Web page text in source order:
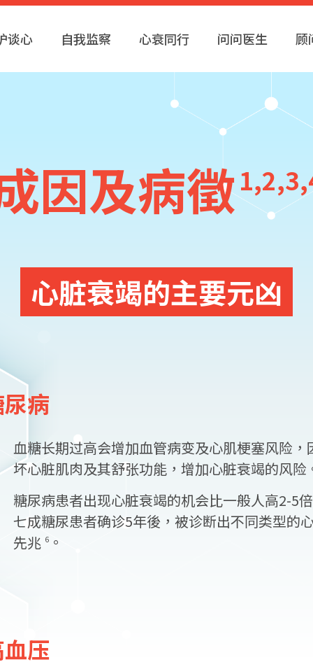
谈心 自我监察 心衰同行 问问医生 顾
因及病徵
心脏衰竭的主要元凶
病
血糖长期过高会增加血管病变及心肌梗塞风险，
坏心脏肌肉及其舒张功能，增加心脏衰竭的风险
糖尿病患者出现心脏衰竭的机会比一般人高2-5倍
七成糖尿患者确诊5年後，被诊断出不同类型的
先兆 6 。
压